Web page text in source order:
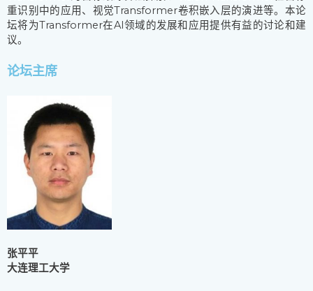
重识别中的应用、视觉Transformer卷积嵌入层的演进等。本论
坛将为Transformer在AI领域的发展和应用提供有益的讨论和建
议。
论坛主席
张平平
大连理工大学